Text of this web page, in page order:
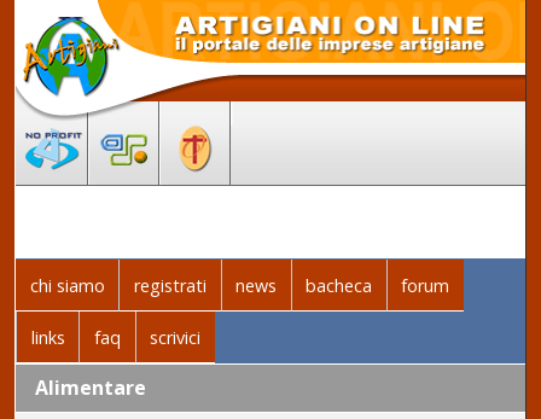
chi siamo registrati news bacheca forum
links faq scrivici
Alimentare